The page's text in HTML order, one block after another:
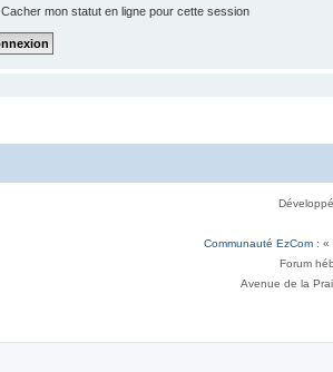
Cacher mon statut en ligne pour cette session
Communauté EzCom : «
Forum
Avenue de la